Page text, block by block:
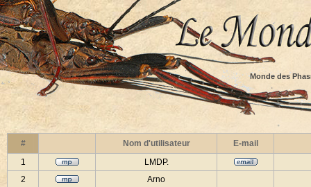
Monde des
# Nom d'utilisateur
E-mail
1
LMDP.
2
Arno